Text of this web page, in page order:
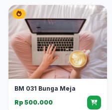
BM 031 Bunga Meja
Rp 500.000